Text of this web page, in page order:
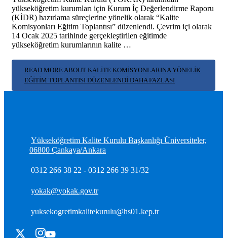
yükseköğretim kurumları için Kurum İç Değerlendirme Raporu
(KİDR) hazırlama süreçlerine yönelik olarak “Kalite
Komisyonları Eğitim Toplantısı” düzenlendi. Çevrim içi olarak
14 Ocak 2025 tarihinde gerçekleştirilen eğitimde
yükseköğretim kurumlarının kalite …
READ MORE ABOUT KALITE KOMISYONLARINA YÖNELIK
EĞITIM TOPLANTISI DÜZENLENDI DAHA FAZLASI
Yükseköğretim Kalite Kurulu Başkanlığı Üniversiteler,
06800 Çankaya/Ankara
0312 266 38 22 - 0312 266 39 31/32
yokak@yokak.gov.tr
yuksekogretimkalitekurulu@hs01.kep.tr